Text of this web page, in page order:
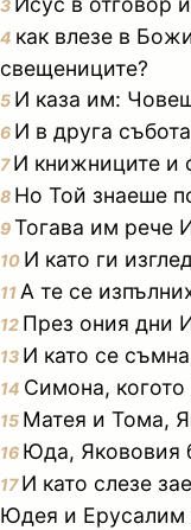
3
4 как влезе в
свещениците?
5 И каза им:
6 И в друга
7И книжниците и
8 Но Той знаеше
9Тогава им рече
10 И като ги
11 А те се
12 През ония дни
13 И като се
14 Симона,
15 Матея и Тома,
16 Юда, Якововия
17И като слезе
Юдея и Ерусалим